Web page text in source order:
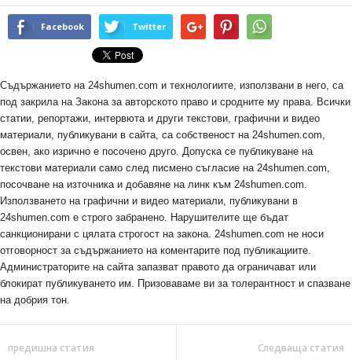
Facebook Twitter
Съдържанието на 24shumen.com и технологиите, използвани в него, са
под закрила на Закона за авторското право и сродните му права. Всички
статии, репортажи, интервюта и други текстови, графични и видео
материали, публикувани в сайта, са собственост на 24shumen.com,
освен, ако изрично е посочено друго. Допуска се публикуване на
текстови материали само след писмено съгласие на 24shumen.com,
посочване на източника и добавяне на линк към 24shumen.com.
Използването на графични и видео материали, публикувани в
24shumen.com е строго забранено. Нарушителите ще бъдат
санкционирани с цялата строгост на закона. 24shumen.com не носи
отговорност за съдържанието на коментарите под публикациите.
Администраторите на сайта запазват правото да ограничават или
блокират публикуването им. Призоваваме ви за толерантност и спазване
на добрия тон.
предишна статия Следваща статия